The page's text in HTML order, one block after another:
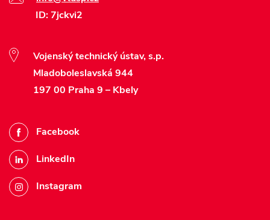
ID: 7jckvi2
Vojenský technický ústav, s.p.
Mladoboleslavská 944
197 00 Praha 9 – Kbely
Facebook
LinkedIn
Instagram